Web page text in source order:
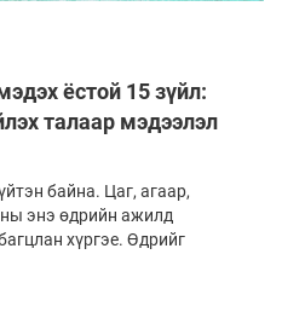
ёстой 15 зүйл:
талаар мэдээлэл
байна. Цаг, агаар,
энэ өдрийн ажилд
хүргэе. Өдрийг